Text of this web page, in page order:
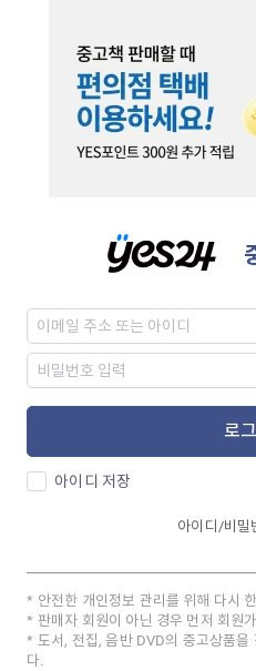
로
아이디 저장
아이디/비밀
안전한 개인정보 관리를 위해 다시
판매자 회원이 아닌 경우 먼저 회원
도서, 전집, 음반 DVD의 중고상품을
다.